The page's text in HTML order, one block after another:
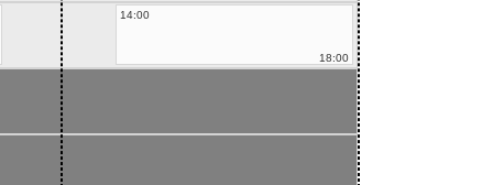
14:00
18:00